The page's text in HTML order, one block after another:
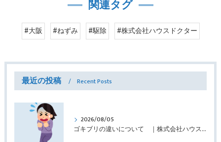
関連タグ
#大阪 #ねずみ #駆除 #株式会社ハウスドクター
最近の投稿 Recent Posts
2026/08/05
ゴキブリの違いについて ｜株式会社ハウスドクター